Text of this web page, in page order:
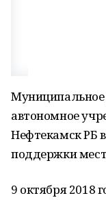
Муниципальное
автономное
Нефтекамск РБ
поддержки
9 октября 2018